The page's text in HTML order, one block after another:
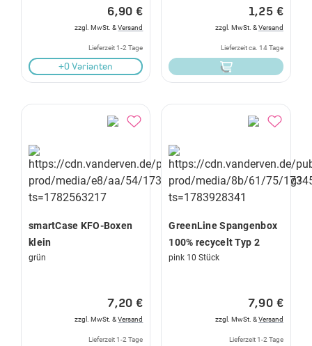
6,90 €
zzgl. MwSt. &Versand
Lieferzeit 1-2 Tage
+0 Varianten
1,25 €
zzgl. MwSt. &Versand
Lieferzeit ca. 14 Tage
smartCase KFO-Boxen
klein
grün
7,20 €
zzgl. MwSt. &Versand
Lieferzeit 1-2 Tage
GreenLine Spangenbox
100% recycelt Typ 2
pink 10 Stück
7,90 €
zzgl. MwSt. &Versand
Lieferzeit 1-2 Tage